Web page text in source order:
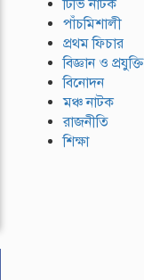
টিভি নাটক
পাঁচমিশালী
প্রথম ফিচার
বিজ্ঞান ও প্রযুক্তি
বিনোদন
মঞ্চ নাটক
রাজনীতি
শিক্ষা